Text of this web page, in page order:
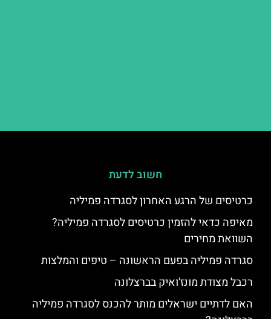
חשוב לדעת
כרטיסים של הרגע האחרון לסגרדה פמיליה
מאיפה כדאי להזמין כרטיסים לסגרדה פמיליה?
השוואת מחירים
סגרדה פמיליה בפעם הראשונה – טיפים והמלצות
רכבל מצודת מונז'ואיק בברצלונה
האם לדתיים ישראלים מותר להכנס לסגרדה פמיליה